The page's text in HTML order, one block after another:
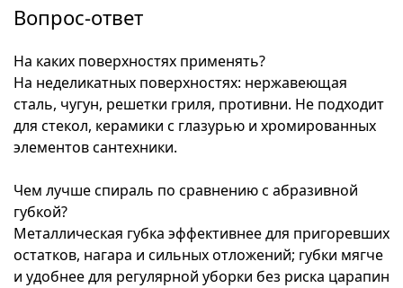
Вопрос-ответ
На каких поверхностях применять?
На неделикатных поверхностях: нержавеющая
сталь, чугун, решетки гриля, противни. Не подходит
для стекол, керамики с глазурью и хромированных
элементов сантехники.
Чем лучше спираль по сравнению с абразивной
губкой?
Металлическая губка эффективнее для пригоревших
остатков, нагара и сильных отложений; губки мягче
и удобнее для регулярной уборки без риска царапин